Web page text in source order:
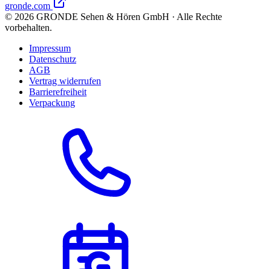
gronde.com
© 2026 GRONDE Sehen & Hören GmbH · Alle Rechte
vorbehalten.
Impressum
Datenschutz
AGB
Vertrag widerrufen
Barrierefreiheit
Verpackung